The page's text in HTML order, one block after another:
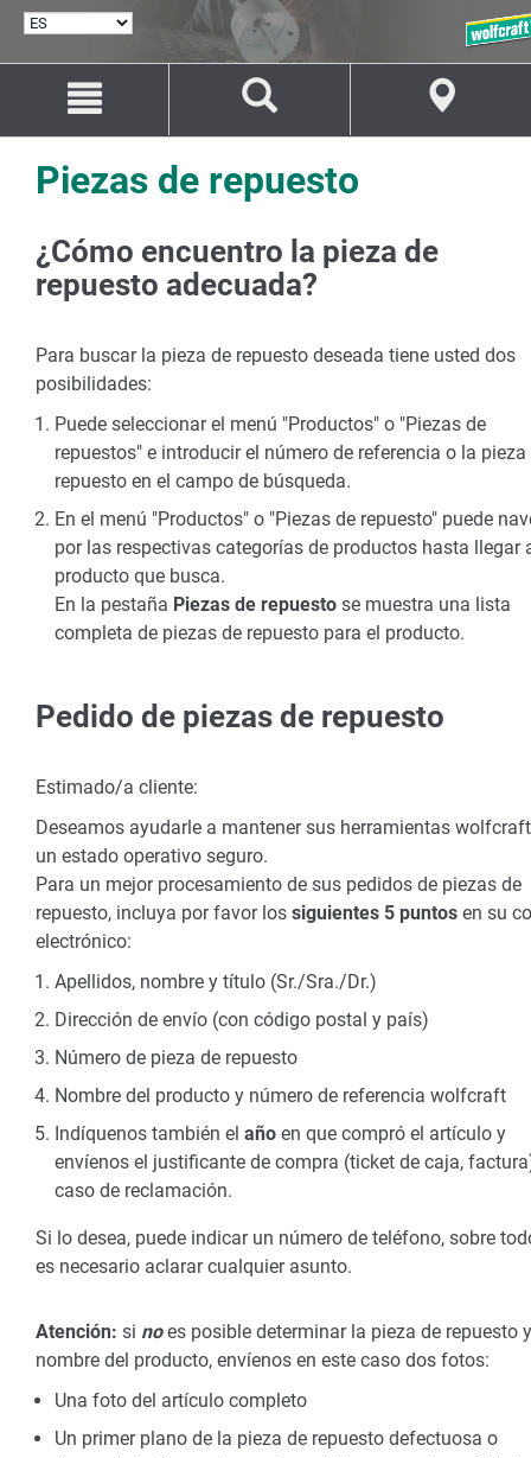
SELECCIONAR
contenido
la
navegación
Piezas de repuesto
¿Cómo encuentro la pieza de
repuesto adecuada?
Para buscar la pieza de repuesto deseada tiene usted dos
posibilidades:
Puede seleccionar el menú "Productos" o "Piezas de
repuestos" e introducir el número de referencia o la pieza
repuesto en el campo de búsqueda.
En el menú "Productos" o "Piezas de repuesto" puede
por las respectivas categorías de productos hasta llegar
producto que busca.
En la pestaña Piezas de repuesto se muestra una lista
completa de piezas de repuesto para el producto.
Pedido de piezas de repuesto
Estimado/a cliente:
Deseamos ayudarle a mantener sus herramientas
un estado operativo seguro.
Para un mejor procesamiento de sus pedidos de piezas de
repuesto, incluya por favor los siguientes 5 puntos en su
electrónico:
Apellidos, nombre y título (Sr./Sra./Dr.)
Dirección de envío (con código postal y país)
Número de pieza de repuesto
Nombre del producto y número de referencia wolfcraft
Indíquenos también el año en que compró el artículo y
envíenos el justificante de compra (ticket de caja,
caso de reclamación.
Si lo desea, puede indicar un número de teléfono, sobre
es necesario aclarar cualquier asunto.
Atención: si noes posible determinar la pieza de repuesto
nombre del producto, envíenos en este caso dos fotos:
Una foto del artículo completo
Un primer plano de la pieza de repuesto defectuosa o